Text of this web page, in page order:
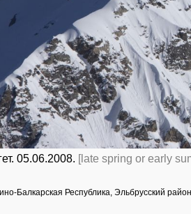
05.06.2008. [late spring or early
Балкарская Республика, Эльбрусский район